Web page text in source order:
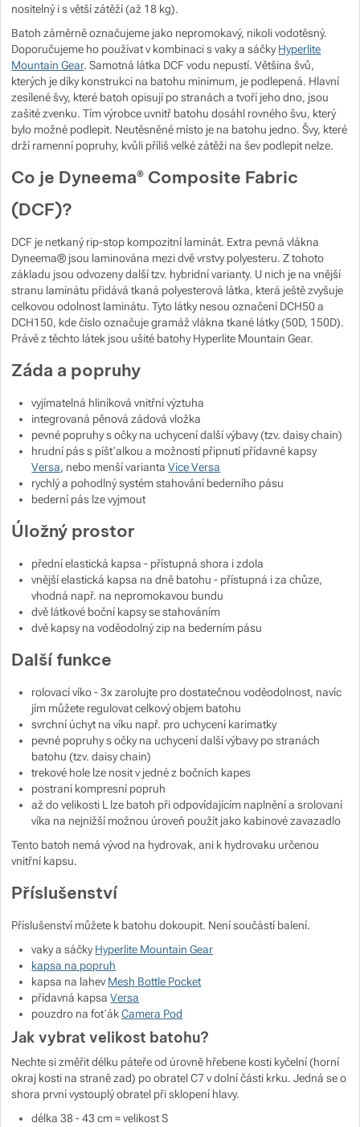
nositelný i s větší zátěží (až 18 kg).
Batoh záměrně označujeme jako nepromokavý, nikoli vodotěsný.
Doporučujeme ho používat v kombinaci s vaky a sáčkyHyperlite
Mountain Gear. Samotná látka DCF vodu nepustí. Většina švů,
kterých je díky konstrukci na batohu minimum, je podlepená. Hlavní
zesílené švy, které batoh opisují po stranách a tvoří jeho dno, jsou
zašité zvenku. Tím výrobce uvnitř batohu dosáhl rovného švu, který
bylo možné podlepit. Neutěsněné místo je na batohu jedno. Švy, které
drží ramenní popruhy, kvůli příliš velké zátěži na šev podlepit nelze.
Co je Dyneema® Composite Fabric
(DCF)?
DCF je netkaný rip-stop kompozitní laminát. Extra pevná vlákna
Dyneema® jsou laminována mezi dvě vrstvy polyesteru. Z tohoto
základu jsou odvozeny další tzv. hybridní varianty. U nich je na vnější
stranu laminátu přidává tkaná polyesterová látka, která ještě zvyšuje
celkovou odolnost laminátu. Tyto látky nesou označení DCH50 a
DCH150, kde číslo označuje gramáž vlákna tkané látky (50D, 150D).
Právě z těchto látek jsou ušité batohy Hyperlite Mountain Gear.
Záda a popruhy
vyjímatelná hliníková vnitřní výztuha
integrovaná pěnová zádová vložka
pevné popruhy s očky na uchycení další výbavy (tzv. daisy chain)
hrudní pás s píšťalkou a možností připnutí přídavné kapsy
Versa, nebo menší variantaVice Versa
rychlý a pohodlný systém stahování bederního pásu
bederní pás lze vyjmout
Úložný prostor
přední elastická kapsa - přístupná shora i zdola
vnější elastická kapsa na dně batohu - přístupná i za chůze,
vhodná např. na nepromokavou bundu
dvě látkové boční kapsy se stahováním
dvě kapsy na voděodolný zip na bederním pásu
Další funkce
rolovací víko - 3x zarolujte pro dostatečnou voděodolnost, navíc
jím můžete regulovat celkový objem batohu
svrchní úchyt na víku např. pro uchycení karimatky
pevné popruhy s očky na uchycení další výbavy po stranách
batohu (tzv. daisy chain)
trekové hole lze nosit v jedné z bočních kapes
postraní kompresní popruh
až do velikosti L lze batoh při odpovídajícím naplnění a srolovaní
víka na nejnižší možnou úroveň použít jako kabinové zavazadlo
Tento batoh nemá vývod na hydrovak, ani k hydrovaku určenou
vnitřní kapsu.
Příslušenství
Příslušenství můžete k batohu dokoupit. Není součástí balení.
vaky a sáčkyHyperlite Mountain Gear
kapsa na popruh
kapsa na lahevMesh Bottle Pocket
přídavná kapsaVersa
pouzdro na foťákCamera Pod
Jak vybrat velikost batohu?
Nechte si změřit délku páteře od úrovně hřebene kosti kyčelní (horní
okraj kosti na straně zad) po obratel C7 v dolní části krku. Jedná se o
shora první vystouplý obratel při sklopení hlavy.
délka 38 - 43 cm = velikost S